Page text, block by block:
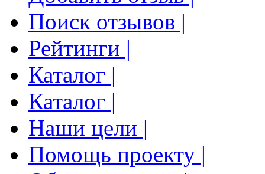
Поиск отзывов |
Рейтинги |
Каталог |
Каталог |
Наши цели |
Помощь проекту |